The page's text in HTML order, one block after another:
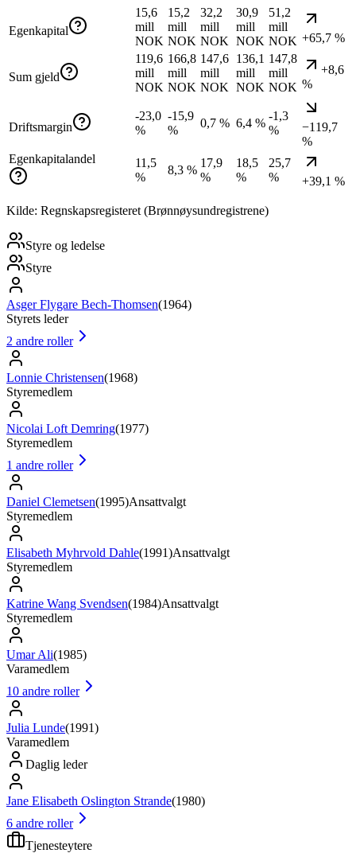
Egenkapital
15,6
mill
NOK
15,2
mill
NOK
32,2
mill
NOK
30,9
mill
NOK
51,2
mill
NOK +65,7 %
Sum gjeld
119,6
mill
NOK
166,8
mill
NOK
147,6
mill
NOK
136,1
mill
NOK
147,8
mill
NOK
+8,6
%
Driftsmargin
-23,0
%
-15,9
%
0,7 % 6,4 %
-1,3
%
−119,7
%
Egenkapitalandel
11,5
%
8,3 %
17,9
%
18,5
%
25,7
%
+39,1 %
Kilde: Regnskapsregisteret (Brønnøysundregistrene)
Styre og ledelse
Styre
Asger Flygare Bech-Thomsen(1964)
Styrets leder
2 andre roller
Lonnie Christensen(1968)
Styremedlem
Nicolai Loft Demring(1977)
Styremedlem
1 andre roller
Daniel Clemetsen(1995)Ansattvalgt
Styremedlem
Elisabeth Myhrvold Dahle(1991)Ansattvalgt
Styremedlem
Katrine Wang Svendsen(1984)Ansattvalgt
Styremedlem
Umar Ali(1985)
Varamedlem
10 andre roller
Julia Lunde(1991)
Varamedlem
Daglig leder
Jane Elisabeth Oslington Strande(1980)
6 andre roller
Tjenesteytere